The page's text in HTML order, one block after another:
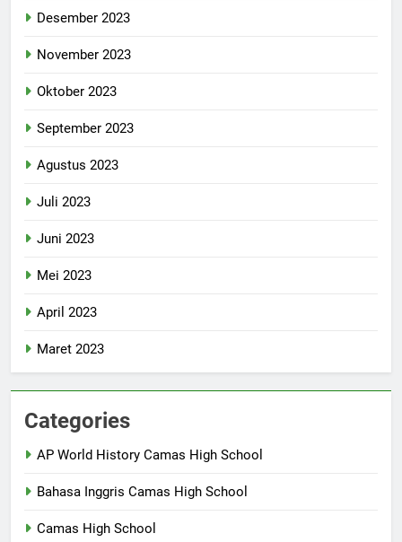
Desember 2023
November 2023
Oktober 2023
September 2023
Agustus 2023
Juli 2023
Juni 2023
Mei 2023
April 2023
Maret 2023
Categories
AP World History Camas High School
Bahasa Inggris Camas High School
Camas High School